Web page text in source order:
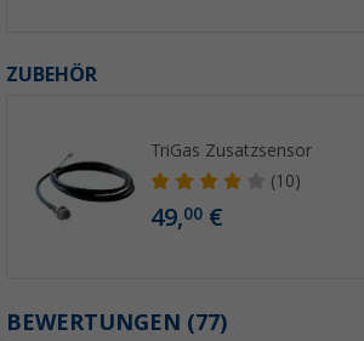
ZUBEHÖR
TriGas Zusatzsensor
(10)
49,00 €
BEWERTUNGEN (77)